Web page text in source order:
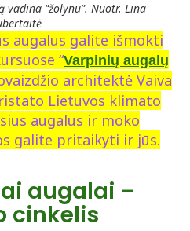
vadina “žolynu”. Nuotr. Lina
augalus galite išmokti
“Varpinių augalų
architektė Vaiva
Lietuvos klimato
augalus ir moko
galite pritaikyti ir jūs.
augalai –
cinkelis